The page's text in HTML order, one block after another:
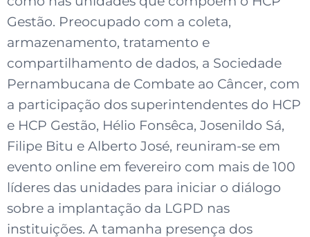
Gestão. Preocupado com a coleta,
armazenamento, tratamento e
compartilhamento de dados, a Sociedade
Pernambucana de Combate ao Câncer, com
a participação dos superintendentes do HCP
e HCP Gestão, Hélio Fonsêca, Josenildo Sá,
Filipe Bitu e Alberto José, reuniram-se em
evento online em fevereiro com mais de 100
líderes das unidades para iniciar o diálogo
sobre a implantação da LGPD nas
instituições. A tamanha presença dos